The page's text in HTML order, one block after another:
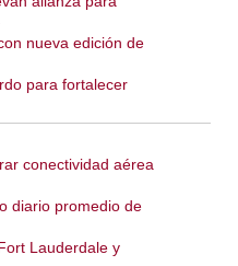
nueva edición de
para fortalecer
conectividad aérea
diario promedio de
Lauderdale y